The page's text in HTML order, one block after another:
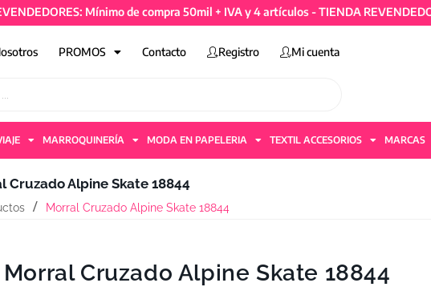
Mínimo de compra 50mil + IVA y 4 artículos - TIENDA
PROMOS Contacto Registro Mi cuenta
MARROQUINERÍA MODA EN PAPELERIA TEXTIL ACCESORIOS MARCAS
Cruzado Alpine Skate 18844
Morral Cruzado Alpine Skate 18844
Morral Cruzado Alpine Skate 18844